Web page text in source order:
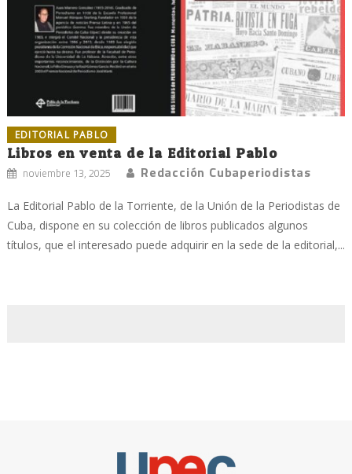
EDITORIAL PABLO
Libros en venta de la Editorial Pablo
noviembre 13, 2025 Redacción Cubaperiodistas
La Editorial Pablo de la Torriente, de la Unión de la Periodistas de
Cuba, dispone en su colección de libros publicados algunos
títulos, que el interesado puede adquirir en la sede de la editorial,...